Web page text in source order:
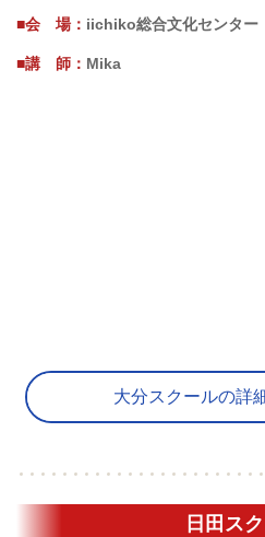
■会 場： iichiko総合文化センター
■講 師： Mika
大分スクールの詳
日田ス